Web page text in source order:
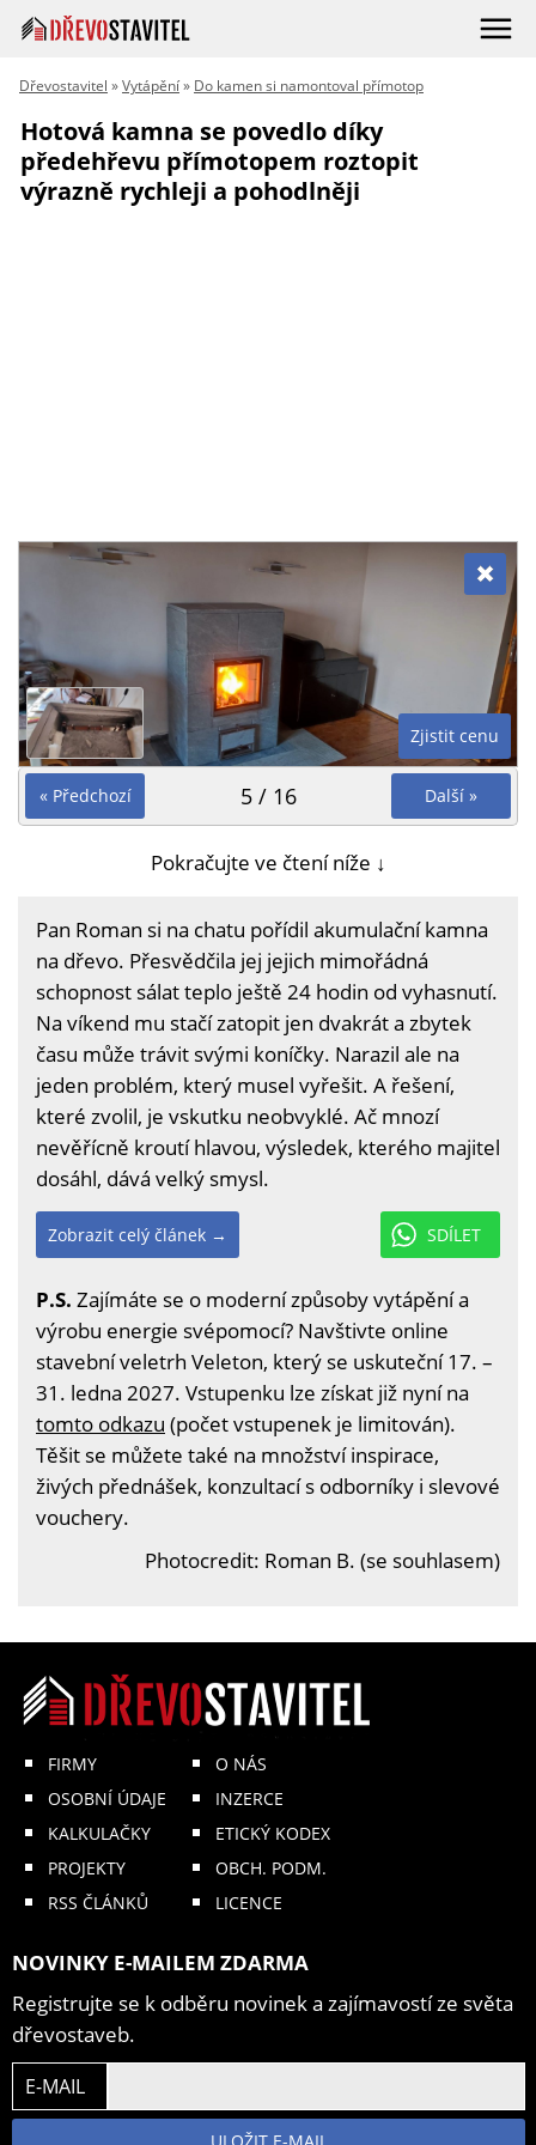
Dřevostavitel »Vytápění» Do kamen si namontoval přímotop
Hotová kamna se povedlo díky
předehřevu přímotopem roztopit
výrazně rychleji a pohodlněji
Zjistit cenu
« Předchozí Další »
5 / 16
Pokračujte ve čtení níže ↓
Pan Roman si na chatu pořídil akumulační kamna
na dřevo. Přesvědčila jej jejich mimořádná
schopnost sálat teplo ještě 24 hodin od vyhasnutí.
Na víkend mu stačí zatopit jen dvakrát a zbytek
času může trávit svými koníčky. Narazil ale na
jeden problém, který musel vyřešit. A řešení,
které zvolil, je vskutku neobvyklé. Ač mnozí
nevěřícně kroutí hlavou, výsledek, kterého majitel
dosáhl, dává velký smysl.
SDÍLET
Zobrazit celý článek →
P.S. Zajímáte se o moderní způsoby vytápění a
výrobu energie svépomocí? Navštivte online
stavební veletrh Veleton, který se uskuteční 17. –
31. ledna 2027. Vstupenku lze získat již nyní na
tomto odkazu (počet vstupenek je limitován).
Těšit se můžete také na množství inspirace,
živých přednášek, konzultací s odborníky i slevové
vouchery.
Photocredit: Roman B. (se souhlasem)
FIRMY
OSOBNÍ ÚDAJE
KALKULAČKY
PROJEKTY
RSS ČLÁNKŮ
O NÁS
INZERCE
ETICKÝ KODEX
OBCH. PODM.
LICENCE
NOVINKY E-MAILEM ZDARMA
Registrujte se k odběru novinek a zajímavostí ze světa
dřevostaveb.
E-MAIL